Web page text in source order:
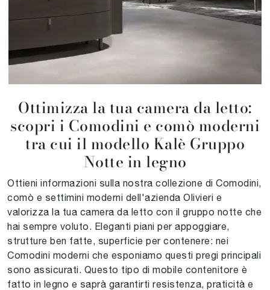
Ottimizza la tua camera da letto:
scopri i Comodini e comò moderni
tra cui il modello Kalè Gruppo
Notte in legno
Ottieni informazioni sulla nostra collezione di Comodini,
comò e settimini moderni dell'azienda Olivieri e
valorizza la tua camera da letto con il gruppo notte che
hai sempre voluto. Eleganti piani per appoggiare,
strutture ben fatte, superficie per contenere: nei
Comodini moderni che esponiamo questi pregi principali
sono assicurati. Questo tipo di mobile contenitore è
fatto in legno e saprà garantirti resistenza, praticità e